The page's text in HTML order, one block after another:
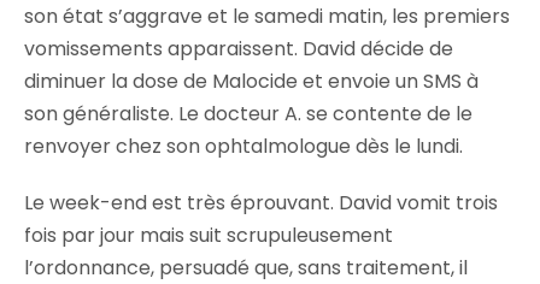
son état s’aggrave et le samedi matin, les premiers
vomissements apparaissent. David décide de
diminuer la dose de Malocide et envoie un SMS à
son généraliste. Le docteur A. se contente de le
renvoyer chez son ophtalmologue dès le lundi.
Le week-end est très éprouvant. David vomit trois
fois par jour mais suit scrupuleusement
l’ordonnance, persuadé que, sans traitement, il